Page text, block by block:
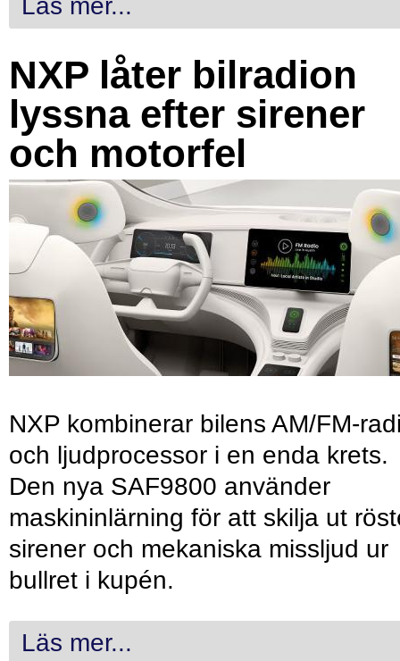
Läs mer...
NXP låter bilradion
lyssna efter sirener
och motorfel
NXP kombinerar bilens AM/FM-
och ljudprocessor i en enda krets.
Den nya SAF9800 använder
maskininlärning för att skilja ut
sirener och mekaniska missljud ur
bullret i kupén.
Läs mer...